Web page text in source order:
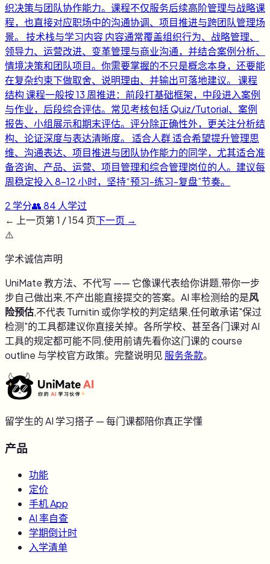
织决策与团队协作能力。课程不仅服务后续高阶管理与战略课
程，也直接对应职场中的沟通协调、项目推进与跨团队管理场
景。 技术栈与学习内容 内容通常覆盖组织行为、战略管理、
领导力、运营改进、变革管理与商业沟通，并结合案例分析、
情境决策和团队项目。你需要掌握的不只是概念本身，还要能
在复杂约束下做取舍、说明理由、并输出可落地建议。 课程
结构 课程一般按 13 周推进：前段打基础框架，中段进入案例
与作业，后段综合评估。常见考核包括 Quiz/Tutorial、案例
报告、小组展示和期末评估。评分除正确性外，更关注分析结
构、论证深度与表达清晰度。 适合人群 适合希望提升管理思
维、沟通表达、项目推进与团队协作能力的同学，尤其适合准
备咨询、产品、运营、项目管理和综合管理岗位的人。建议每
周稳定投入 8-12 小时，坚持“预习-练习-复盘”节奏。
2 学分👥84 人学过
← 上一页第1 /154 页下一页 →
⚠️
学术诚信声明
UniMate 教方法、不代写 —— 它像课代表给你讲题,带你一步
步自己做出来,不产出能直接提交的答案。AI 率检测给的是风
险预估,不代表 Turnitin 或你学校的判定结果,任何敢承诺"保过
检测"的工具都建议你直接关掉。各所学校、甚至各门课对 AI
工具的规定都可能不同,使用前请先看你这门课的 course
outline 与学校官方政策。完整说明见 服务条款。
留学生的 AI 学习搭子 — 每门课都陪你真正学懂
产品
功能
定价
手机 App
AI 率自查
学期倒计时
入学清单